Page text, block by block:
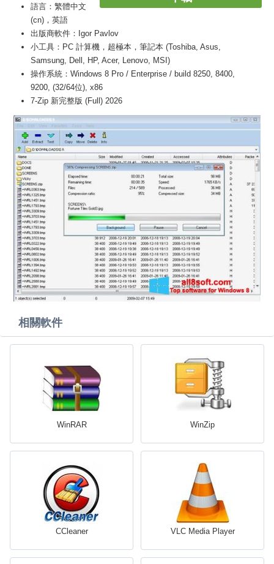
語言：繁體中文
(cn)，英語
出版商軟件：Igor Pavlov
小工具：PC 計算機，超極本，筆記本 (Toshiba, Asus,
Samsung, Dell, HP, Acer, Lenovo, MSI)
操作系統：Windows 8 Pro / Enterprise / build 8250, 8400,
9200, (32/64位), x86
7-Zip 新完整版 (Full) 2026
相關軟件
WinRAR WinZip
CCleaner VLC Media Player